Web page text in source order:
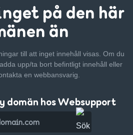
på den här
än
till att inget innehåll visas. Om du
upp/ta bort befintligt innehåll eller
en webbansvarig.
domän hos Websupport